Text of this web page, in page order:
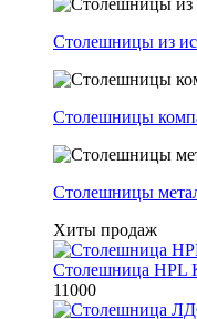
Столешницы из
Столешницы
Столешницы
Хиты продаж
Столешница HPL
11000